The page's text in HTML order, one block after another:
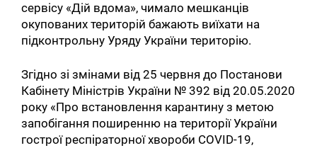
сервісу «Дій вдома», чимало мешканців
окупованих територій бажають виїхати на
підконтрольну Уряду України територію.
Згідно зі змінами від 25 червня до Постанови
Кабінету Міністрів України № 392 від 20.05.2020
року «Про встановлення карантину з метою
запобігання поширенню на території України
гострої респіраторної хвороби COVID-19,